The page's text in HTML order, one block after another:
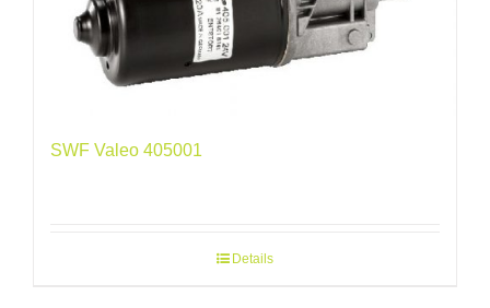
SWF Valeo 405001
Details